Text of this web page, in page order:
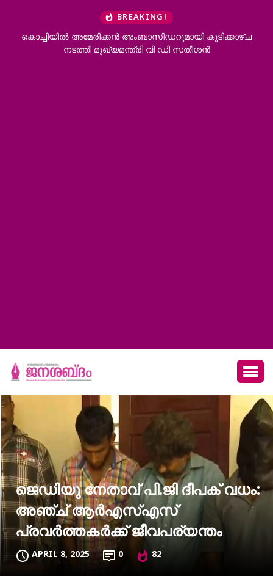
BREAKING!
അംബാസിഡറുമായി കൂടിക്കാഴ്ച
മുഖ്യമന്ത്രി വി ഡി സതീശൻ
കോന്നി
ജെഡിയു നേതാവ് പി.ജി ദീപക് വധം:
അഞ്ച് ആര്‍എസ്എസ്
പ്രവര്‍ത്തകര്‍ക്ക് ജീവപര്യന്തം
APRIL 8, 2025 0 82